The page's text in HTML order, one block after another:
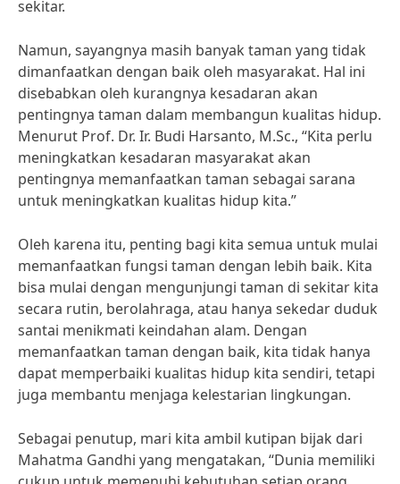
sekitar.
Namun, sayangnya masih banyak taman yang tidak
dimanfaatkan dengan baik oleh masyarakat. Hal ini
disebabkan oleh kurangnya kesadaran akan
pentingnya taman dalam membangun kualitas hidup.
Menurut Prof. Dr. Ir. Budi Harsanto, M.Sc., “Kita perlu
meningkatkan kesadaran masyarakat akan
pentingnya memanfaatkan taman sebagai sarana
untuk meningkatkan kualitas hidup kita.”
Oleh karena itu, penting bagi kita semua untuk mulai
memanfaatkan fungsi taman dengan lebih baik. Kita
bisa mulai dengan mengunjungi taman di sekitar kita
secara rutin, berolahraga, atau hanya sekedar duduk
santai menikmati keindahan alam. Dengan
memanfaatkan taman dengan baik, kita tidak hanya
dapat memperbaiki kualitas hidup kita sendiri, tetapi
juga membantu menjaga kelestarian lingkungan.
Sebagai penutup, mari kita ambil kutipan bijak dari
Mahatma Gandhi yang mengatakan, “Dunia memiliki